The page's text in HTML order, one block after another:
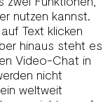
nutzen kannst.
Text klicken
hinaus steht es
Video-Chat in
nicht
weltweit